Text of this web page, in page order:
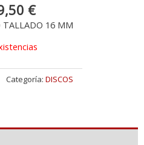
€
TALLADO 16 MM
Categoría: DISCOS